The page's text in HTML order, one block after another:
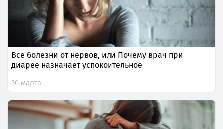
Все болезни от нервов, или Почему врач при
диарее назначает успокоительное
30 марта